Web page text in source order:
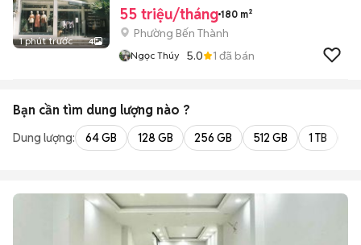
1 phút trước 4
55 triệu/tháng 180 m²
Phường Bến Thành
Ngọc Thúy 5.0 1 đã bán
Bạn cần tìm dung lượng nào ?
Dung lượng: 64 GB 128 GB 256 GB 512 GB 1 TB